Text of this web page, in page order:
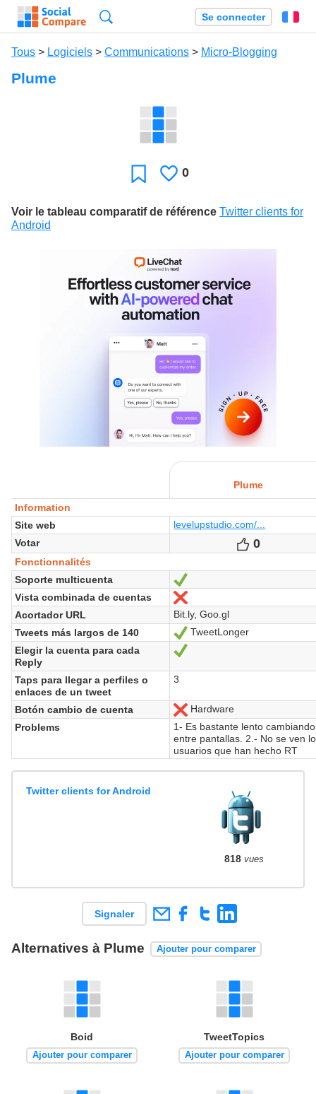
Se connecter
Tous > Logiciels > Communications > Micro-Blogging
Plume
Favori J'aime
0
Voir le tableau comparatif de référence Twitter clients for
Android
Plume
Information
Site web
levelupstudio.com/...
Votar
Votes
0
Fonctionnalités
Soporte multicuenta
Vista combinada de cuentas
Non
Acortador URL
Bit.ly, Goo.gl
Tweets más largos de 140
Oui
TweetLonger
Elegir la cuenta para cada
Reply
Taps para llegar a perfiles o
enlaces de un tweet
3
Botón cambio de cuenta Non
Hardware
Problems
1- Es bastante lento cambiando
entre pantallas. 2.- No se ven
usuarios que han hecho RT
Twitter clients for Android
818 vues
Signaler
Alternatives à Plume Ajouter pour comparer
Boid
Ajouter pour comparer
TweetTopics
Ajouter pour comparer